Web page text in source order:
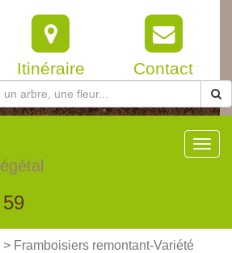
Itinéraire Contact
> Framboisiers remontant-Variété